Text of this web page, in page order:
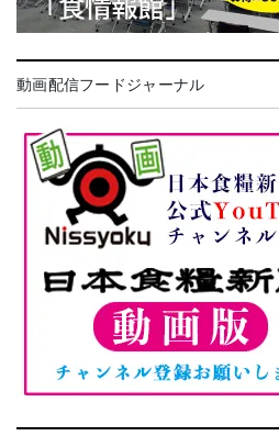
動画配信フードジャーナル